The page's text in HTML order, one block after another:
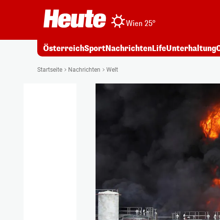
Wien 25°
ÖsterreichSportNachrichtenLifeUnterhaltung
Startseite Nachrichten Welt